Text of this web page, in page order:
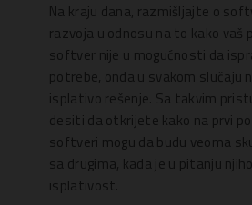
Na kraju dana, razmišljajte o
razvoja u odnosu na to kako vaš
softver nije u mogućnosti da
potrebe, onda u svakom slučaju
isplativo rešenje. Sa takvim
desiti da otkrijete kako na prvi
softveri mogu da budu veoma
sa drugima, kada je u pitanju
isplativost.